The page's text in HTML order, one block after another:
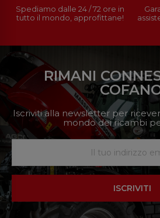
Spediamo dalle 24 / 72 ore in
tutto il mondo, approfittane!
RIMANI
Iscriviti alla newsletter per
mondo dei ricambi
ISCRIVITI